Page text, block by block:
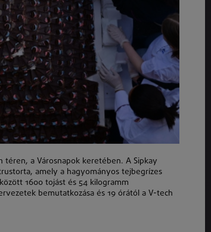
téren, a Városnapok keretében. A Sipkay
amely a hagyományos tejbegrízes
1600 tojást és 54 kilogramm
bemutatkozása és 19 órától a V-tech